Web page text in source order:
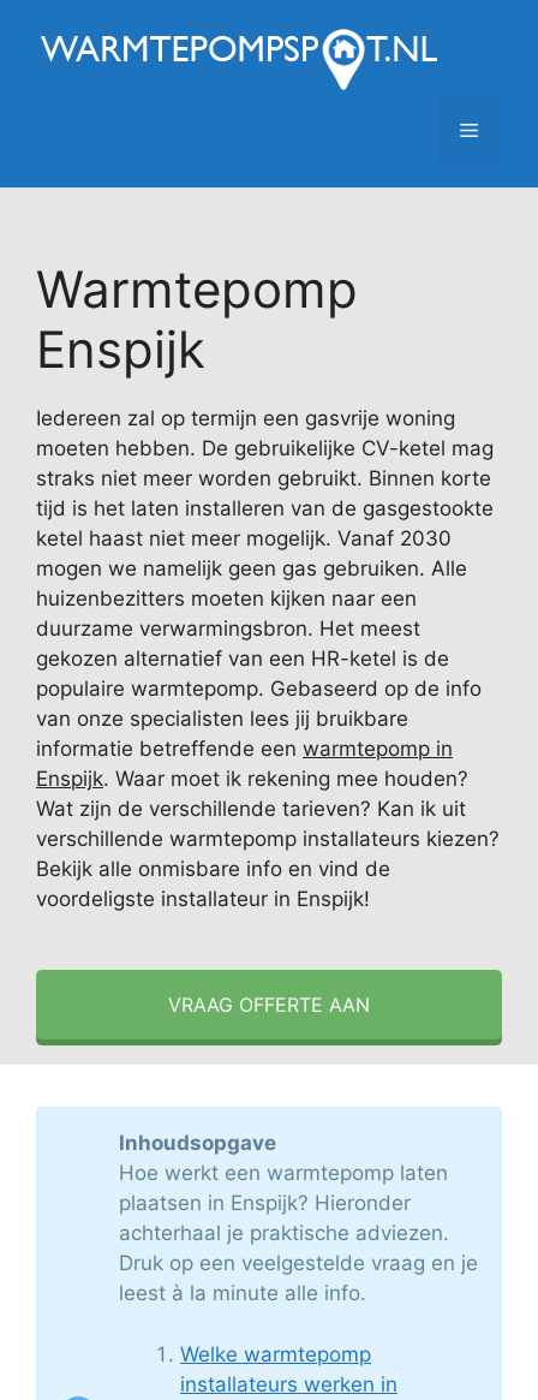
naar
Menu
Warmtepomp
Enspijk
Iedereen zal op termijn een gasvrije woning
moeten hebben. De gebruikelijke CV-ketel mag
straks niet meer worden gebruikt. Binnen korte
tijd is het laten installeren van de gasgestookte
ketel haast niet meer mogelijk. Vanaf 2030
mogen we namelijk geen gas gebruiken. Alle
huizenbezitters moeten kijken naar een
duurzame verwarmingsbron. Het meest
gekozen alternatief van een HR-ketel is de
populaire warmtepomp. Gebaseerd op de info
van onze specialisten lees jij bruikbare
informatie betreffende een warmtepomp in
Enspijk. Waar moet ik rekening mee houden?
Wat zijn de verschillende tarieven? Kan ik uit
verschillende warmtepomp installateurs kiezen?
Bekijk alle onmisbare info en vind de
voordeligste installateur in Enspijk!
VRAAG OFFERTE AAN
Inhoudsopgave
Hoe werkt een warmtepomp laten
plaatsen in Enspijk? Hieronder
achterhaal je praktische adviezen.
Druk op een veelgestelde vraag en je
leest à la minute alle info.
Welke warmtepomp
installateurs werken in